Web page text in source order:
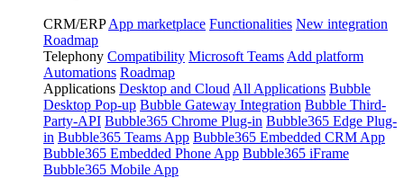
CRM/ERP App marketplace Functionalities New integration
Roadmap
Telephony Compatibility Microsoft Teams Add platform
Automations Roadmap
Applications Desktop and Cloud All Applications Bubble
Desktop Pop-up Bubble Gateway Integration Bubble Third-
Party-API Bubble365 Chrome Plug-in Bubble365 Edge Plug-
in Bubble365 Teams App Bubble365 Embedded CRM App
Bubble365 Embedded Phone App Bubble365 iFrame
Bubble365 Mobile App